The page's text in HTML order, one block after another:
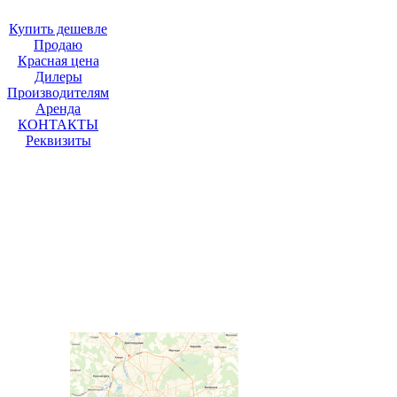
Купить дешевле
Продаю
Красная цена
Дилеры
Производителям
Аренда
КОНТАКТЫ
Реквизиты